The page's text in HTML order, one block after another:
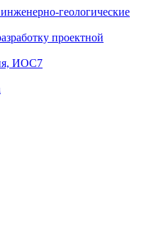
геологические
проектной
ИОC7